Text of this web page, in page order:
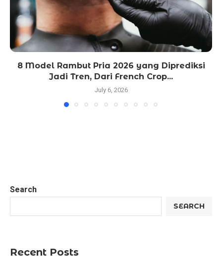
8 Model Rambut Pria 2026 yang Diprediksi
Jadi Tren, Dari French Crop...
July 6, 2026
Search
SEARCH
Recent Posts